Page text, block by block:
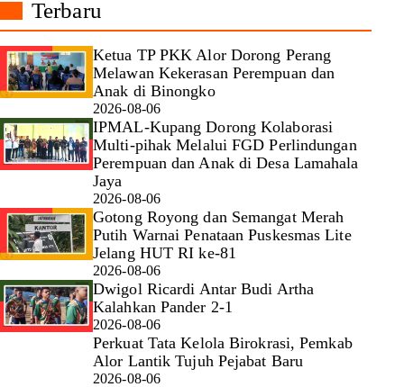
Terbaru
Ketua TP PKK Alor Dorong Perang
Melawan Kekerasan Perempuan dan
Anak di Binongko
2026-08-06
IPMAL-Kupang Dorong Kolaborasi
Multi-pihak Melalui FGD Perlindungan
Perempuan dan Anak di Desa Lamahala
Jaya
2026-08-06
Gotong Royong dan Semangat Merah
Putih Warnai Penataan Puskesmas Lite
Jelang HUT RI ke-81
2026-08-06
Dwigol Ricardi Antar Budi Artha
Kalahkan Pander 2-1
2026-08-06
Perkuat Tata Kelola Birokrasi, Pemkab
Alor Lantik Tujuh Pejabat Baru
2026-08-06